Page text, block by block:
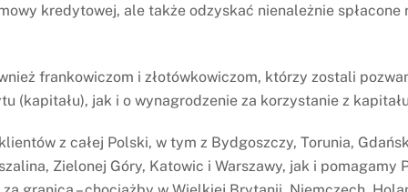
kredytowej, ale także odzyskać nienależnie spłacone
frankowiczom i złotówkowiczom, którzy zostali
(kapitału), jak i o wynagrodzenie za korzystanie z
z całej Polski, w tym z Bydgoszczy, Torunia,
Zielonej Góry, Katowic i Warszawy, jak i pomagamy
– zwrot
w toku procesu,
dawny BGŻ
WYROKI
Wyrok prawomocny – nieważna
umowa Santander Consumer Bank